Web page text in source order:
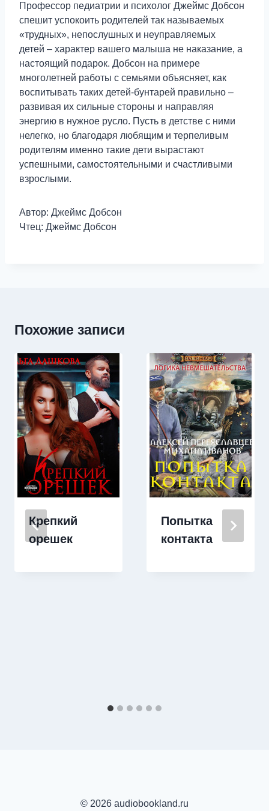
Профессор педиатрии и психолог Джеймс Добсон
спешит успокоить родителей так называемых
«трудных», непослушных и неуправляемых
детей – характер вашего малыша не наказание, а
настоящий подарок. Добсон на примере
многолетней работы с семьями объясняет, как
воспитывать таких детей-бунтарей правильно –
развивая их сильные стороны и направляя
энергию в нужное русло. Пусть в детстве с ними
нелегко, но благодаря любящим и терпеливым
родителям именно такие дети вырастают
успешными, самостоятельными и счастливыми
взрослыми.
Автор: Джеймс Добсон
Чтец: Джеймс Добсон
Похожие записи
Крепкий
орешек
Попытка
контакта
© 2026 audiobookland.ru